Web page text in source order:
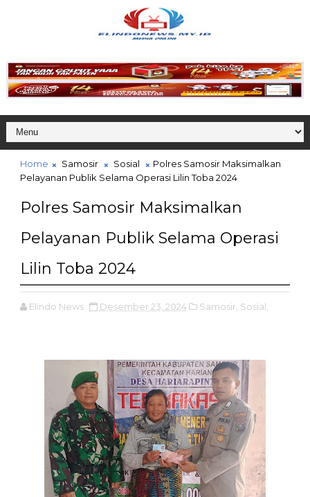
Home Samosir Sosial
Polres Samosir Maksimalkan
Pelayanan Publik Selama Operasi Lilin Toba 2024
Polres Samosir Maksimalkan
Pelayanan Publik Selama Operasi
Lilin Toba 2024
Elindo News Desember 23, 2024 Samosir, Sosial,